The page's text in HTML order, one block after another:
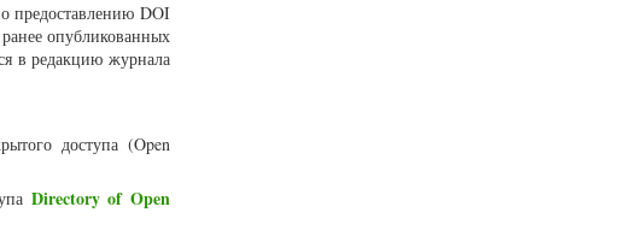
предоставлению DOI
опубликованных
в редакцию журнала
доступа (Open
Directory of Open